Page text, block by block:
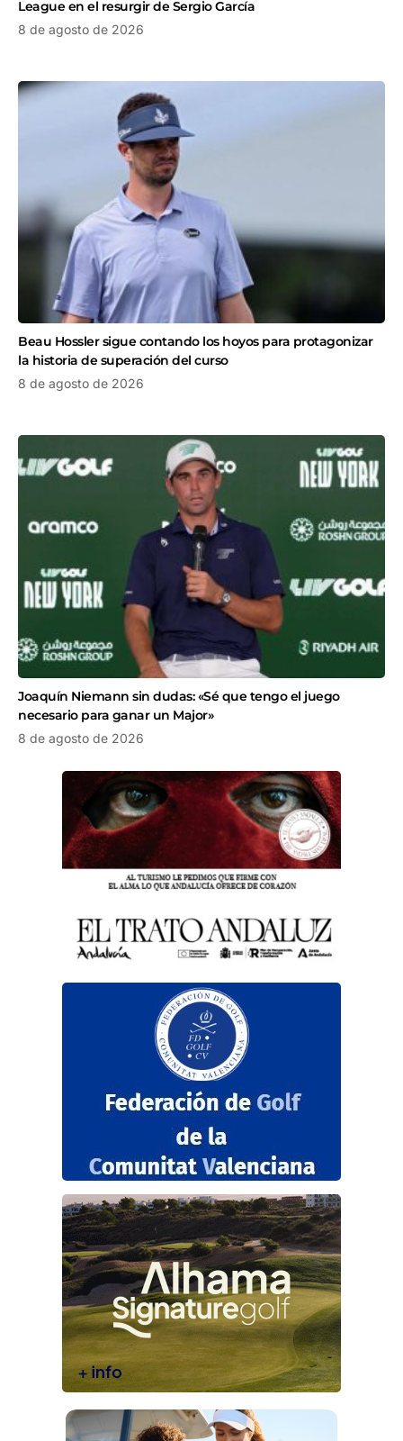
League en el resurgir de Sergio García
8 de agosto de 2026
Beau Hossler sigue contando los hoyos para protagonizar
la historia de superación del curso
8 de agosto de 2026
Joaquín Niemann sin dudas: «Sé que tengo el juego
necesario para ganar un Major»
8 de agosto de 2026